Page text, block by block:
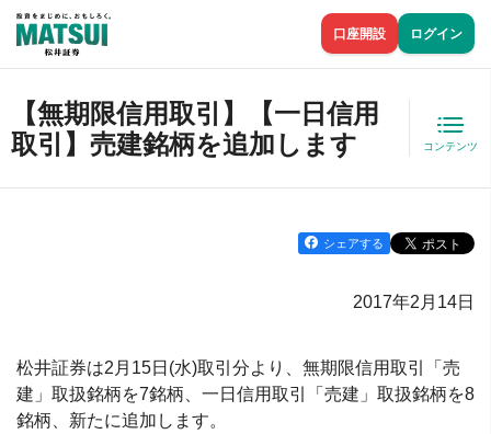
口座開設 ログイン
【無期限信用取引】【一日信用
取引】売建銘柄を追加します
コンテンツ
シェアする
2017年2月14日
松井証券は2月15日(水)取引分より、無期限信用取引「売
建」取扱銘柄を7銘柄、一日信用取引「売建」取扱銘柄を8
銘柄、新たに追加します。